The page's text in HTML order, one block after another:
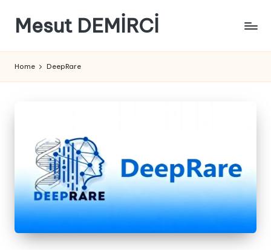
Mesut DEMİRCİ
Home DeepRare